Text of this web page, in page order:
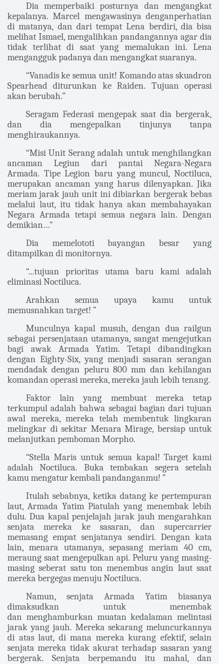
Dia memperbaiki posturnya dan mengangkat
kepalanya. Marcel mengawasinya denganperhatian
di matanya, dan dari tempat Lena berdiri, dia bisa
melihat Ismael, mengalihkan pandangannya agar dia
tidak terlihat di saat yang memalukan ini. Lena
mengangguk padanya dan mengangkat suaranya.
“Vanadis ke semua unit! Komando atas skuadron
Spearhead diturunkan ke Raiden. Tujuan operasi
akan berubah.”
Seragam Federasi mengepak saat dia bergerak,
dan dia mengepalkan tinjunya tanpa
menghiraukannya.
“Misi Unit Serang adalah untuk menghilangkan
ancaman Legiun dari pantai Negara-Negara
Armada. Tipe Legion baru yang muncul, Noctiluca,
merupakan ancaman yang harus dilenyapkan. Jika
meriam jarak jauh unit ini dibiarkan bergerak bebas
melalui laut, itu tidak hanya akan membahayakan
Negara Armada tetapi semua negara lain. Dengan
demikian…"
Dia memelototi bayangan besar yang
ditampilkan di monitornya.
“...tujuan prioritas utama baru kami adalah
eliminasi Noctiluca.
Arahkan semua upaya kamu untuk
memusnahkan target! ”
Munculnya kapal musuh, dengan dua railgun
sebagai persenjataan utamanya, sangat mengejutkan
bagi awak Armada Yatim. Tetapi dibandingkan
dengan Eighty-Six, yang menjadi sasaran serangan
mendadak dengan peluru 800 mm dan kehilangan
komandan operasi mereka, mereka jauh lebih tenang.
Faktor lain yang membuat mereka tetap
terkumpul adalah bahwa sebagai bagian dari tujuan
awal mereka, mereka telah membentuk lingkaran
melingkar di sekitar Menara Mirage, bersiap untuk
melanjutkan pemboman Morpho.
“Stella Maris untuk semua kapal! Target kami
adalah Noctiluca. Buka tembakan segera setelah
kamu mengatur kembali pandanganmu! ”
Itulah sebabnya, ketika datang ke pertempuran
laut, Armada Yatim Piatulah yang menembak lebih
dulu. Dua kapal penjelajah jarak jauh mengarahkan
senjata mereka ke sasaran, dan supercarrier
memasang empat senjatanya sendiri. Dengan kata
lain, menara utamanya, sepasang meriam 40 cm,
meraung saat mengepulkan api. Peluru yang masing-
masing seberat satu ton menembus angin laut saat
mereka bergegas menuju Noctiluca.
Namun, senjata Armada Yatim biasanya
dimaksudkan untuk menembak
dan menghamburkan muatan kedalaman melintasi
jarak yang jauh. Mereka sekarang meluncurkannya
di atas laut, di mana mereka kurang efektif, selain
senjata mereka tidak akurat terhadap sasaran yang
bergerak. Senjata berpemandu itu mahal, dan